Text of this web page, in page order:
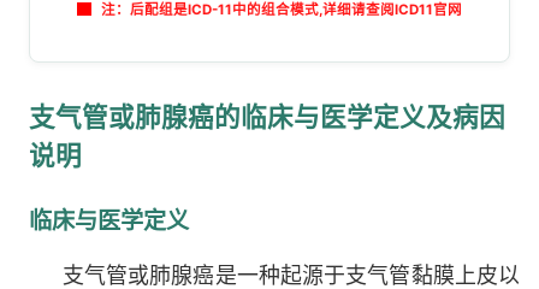
特指部位的肺泡腺癌、肺转移性腺癌[肺原发性肺
注：后配组是ICD-11中的组合模式,详细请查阅ICD11官网
支气管或肺腺癌的临床与医学定义及病因
说明
临床与医学定义
支气管或肺腺癌是一种起源于支气管黏膜上皮以